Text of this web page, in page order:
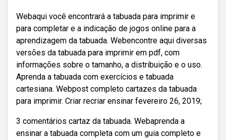
Webaqui você encontrará a tabuada para imprimir e
para completar e a indicação de jogos online para a
aprendizagem da tabuada. Webencontre aqui diversas
versões da tabuada para imprimir em pdf, com
informações sobre o tamanho, a distribuição e o uso.
Aprenda a tabuada com exercícios e tabuada
cartesiana. Webpost completo cartazes da tabuada
para imprimir. Criar recriar ensinar fevereiro 26, 2019;
3 comentários cartaz da tabuada. Webaprenda a
ensinar a tabuada completa com um guia completo e